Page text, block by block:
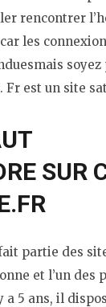
rencontrer
les
soyez
Fr est un site
SUR
partie des
et l’un des
5 ans, il